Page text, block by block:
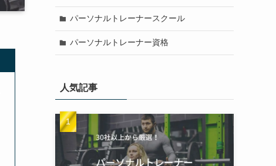
パーソナルトレーナースクール
パーソナルトレーナー資格
人気記事